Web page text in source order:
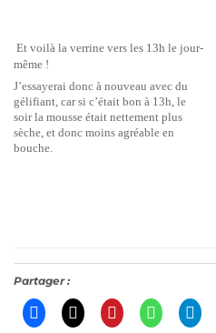
Et voilà la verrine vers les 13h le jour-
même !
J’essayerai donc à nouveau avec du
gélifiant, car si c’était bon à 13h, le
soir la mousse était nettement plus
sèche, et donc moins agréable en
bouche.
Partager :